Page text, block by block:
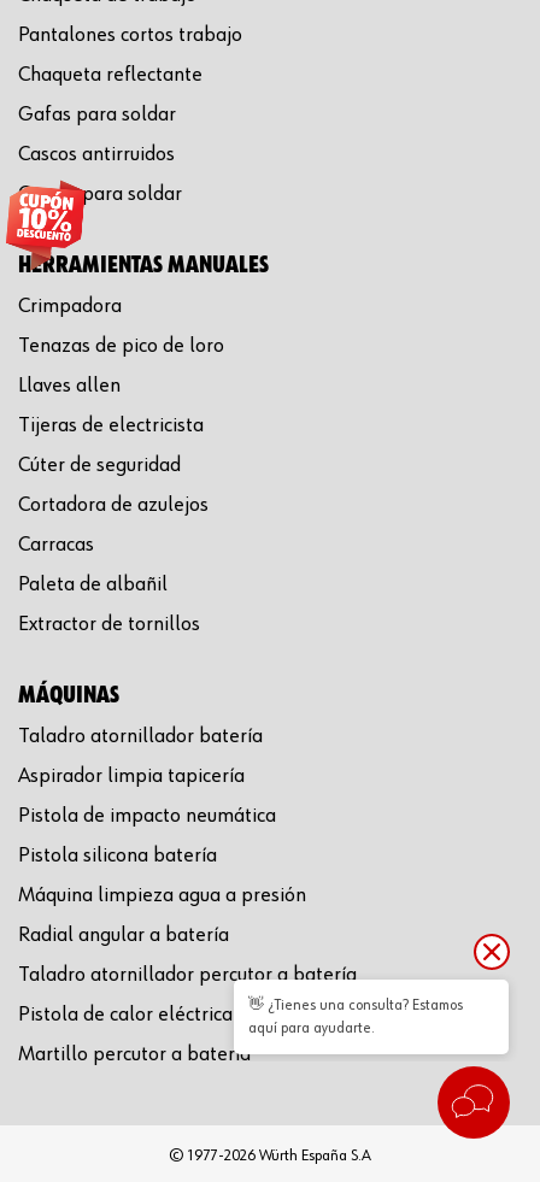
Pantalones cortos trabajo
Chaqueta reflectante
Gafas para soldar
Cascos antirruidos
Careta para soldar
HERRAMIENTAS MANUALES
Crimpadora
Tenazas de pico de loro
Llaves allen
Tijeras de electricista
Cúter de seguridad
Cortadora de azulejos
Carracas
Paleta de albañil
Extractor de tornillos
MÁQUINAS
Taladro atornillador batería
Aspirador limpia tapicería
Pistola de impacto neumática
Pistola silicona batería
Máquina limpieza agua a presión
Radial angular a batería
Taladro atornillador percutor a batería
Pistola de calor eléctrica
Martillo percutor a batería
© 1977-2026 Würth España S.A
👋 ¿Tienes una consulta? Estamos
aquí para ayudarte.